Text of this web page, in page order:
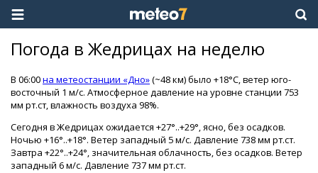
Погода в Жедрицах на неделю
В 06:00на метеостанции «Дно»(~48 км) было +18°C, ветер юго-
восточный 1 м/с. Атмосферное давление на уровне станции 753
мм рт.ст, влажность воздуха 98%.
Сегодня в Жедрицах ожидается +27°..+29°, ясно, без осадков.
Ночью +16°..+18°. Ветер западный 5 м/с. Давление 738 мм рт.ст.
Завтра +22°..+24°, значительная облачность, без осадков. Ветер
западный 6 м/с. Давление 737 мм рт.ст.